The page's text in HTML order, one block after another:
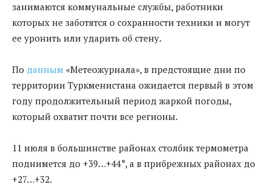
занимаются коммунальные службы, работники
которых не заботятся о сохранности техники и могут
ее уронить или ударить об стену.
По данным «Метеожурнала», в предстоящие дни по
территории Туркменистана ожидается первый в этом
году продолжительный период жаркой погоды,
который охватит почти все регионы.
11 июля в большинстве районах столбик термометра
поднимется до +39…+44°, а в прибрежных районах до
+27…+32.